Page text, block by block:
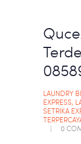
LAUNDRY
EXPRESS,
SETRIKA
0